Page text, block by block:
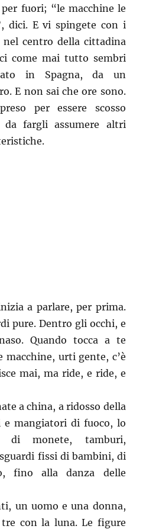
fuori; “le macchine le
dici. E vi spingete con i
centro della cittadina
come mai tutto sembri
in Spagna, da un
E non sai che ore sono.
per essere scosso
da fargli assumere altri
a parlare, per prima.
pure. Dentro gli occhi, e
Quando tocca a te
macchine, urti gente, c’è
mai, ma ride, e ride, e
a china, a ridosso della
e mangiatori di fuoco, lo
di monete, tamburi,
fissi di bambini, di
fino alla danza delle
un uomo e una donna,
con la luna. Le figure